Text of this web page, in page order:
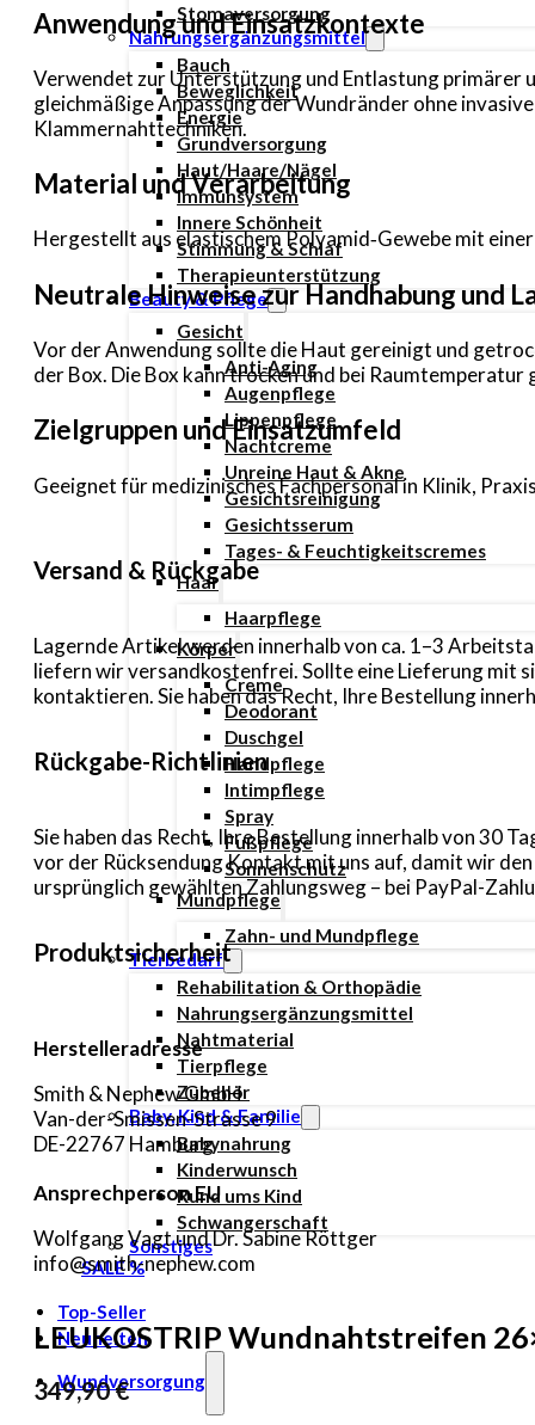
Stomaversorgung
Nahrungsergänzungsmittel
Bauch
Beweglichkeit
Energie
Grundversorgung
Haut/Haare/Nägel
Immunsystem
Innere Schönheit
Stimmung & Schlaf
Therapieunterstützung
Beauty & Pflege
Gesicht
Anti-Aging
Augenpflege
Lippenpflege
Nachtcreme
Unreine Haut & Akne
Gesichtsreinigung
Gesichtsserum
Tages- & Feuchtigkeitscremes
Haar
Haarpflege
Körper
Creme
Deodorant
Duschgel
Handpflege
Intimpflege
Spray
Fußpflege
Sonnenschutz
Mundpflege
Zahn- und Mundpflege
Tierbedarf
Rehabilitation & Orthopädie
Nahrungsergänzungsmittel
Nahtmaterial
Tierpflege
Zubehör
Baby, Kind & Familie
Babynahrung
Kinderwunsch
Rund ums Kind
Schwangerschaft
Sonstiges
SALE %
Top-Seller
Neuheiten
Wundversorgung
Anwendung und Einsatzkontexte
Verwendet zur Unterstützung und Entlastung primärer
gleichmäßige Anpassung der Wundränder ohne
Klammernahttechniken.
Material und Verarbeitung
Hergestellt aus elastischem Polyamid‑Gewebe mit
Neutrale Hinweise zur Handhabung und
Vor der Anwendung sollte die Haut gereinigt und
der Box. Die Box kann trocken und bei
Zielgruppen und Einsatzumfeld
Geeignet für medizinisches Fachpersonal in Klinik,
Versand & Rückgabe
Lagernde Artikel werden innerhalb von ca. 1–3
liefern wir versandkostenfrei. Sollte eine Lieferung mit
kontaktieren. Sie haben das Recht, Ihre Bestellung
Rückgabe-Richtlinien
Sie haben das Recht, Ihre Bestellung innerhalb von 30
vor der Rücksendung Kontakt mit uns auf, damit wir
ursprünglich gewählten Zahlungsweg – bei PayPal-
Produktsicherheit
Herstelleradresse
Smith & Nephew GmbH
Van-der-Smissen-Strasse 9
DE-22767 Hamburg
Ansprechperson EU
Wolfgang Vagt und Dr. Sabine Röttger
info@smith-nephew.com
LEUKOSTRIP Wundnahtstreifen
349,90€